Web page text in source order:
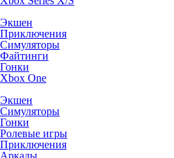
Экшен
Приключения
Симуляторы
Файтинги
Гонки
Xbox One
Экшен
Симуляторы
Гонки
Ролевые игры
Приключения
Аркады